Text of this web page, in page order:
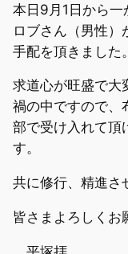
本日9月1日から一
ロブさん（男性
手配を頂きました。
求道心が旺盛で大
禍の中ですので、
部で受け入れて頂
す。
共に修行、精進さ
皆さまよろしくお